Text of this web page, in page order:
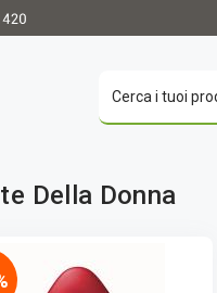
Della Donna